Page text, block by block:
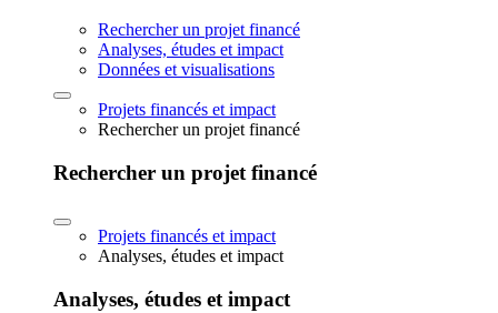
Rechercher un projet financé
Analyses, études et impact
Données et visualisations
Projets financés et impact
Rechercher un projet financé
Rechercher un projet financé
Projets financés et impact
Analyses, études et impact
Analyses, études et impact